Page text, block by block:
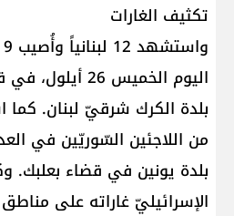
تكثيف الغارات
اليوم الخميس
من اللاجئين السّوريّين في
بلدة يونين في قضاء بعلبك.
الإسرائيليّ غاراته على